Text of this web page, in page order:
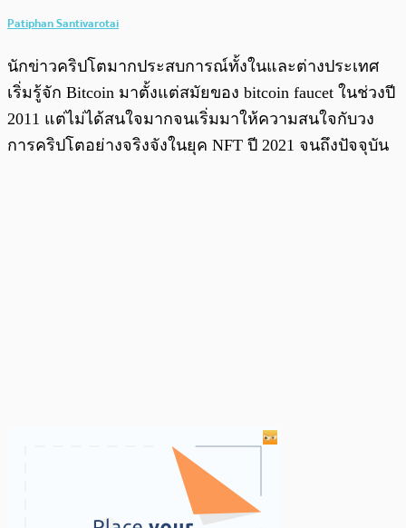
Patiphan Santivarotai
นักข่าวคริปโตมากประสบการณ์ทั้งในและต่างประเทศ
เริ่มรู้จัก Bitcoin มาตั้งแต่สมัยของ bitcoin faucet ในช่วงปี
2011 แต่ไม่ได้สนใจมากจนเริ่มมาให้ความสนใจกับวง
การคริปโตอย่างจริงจังในยุค NFT ปี 2021 จนถึงปัจจุบัน